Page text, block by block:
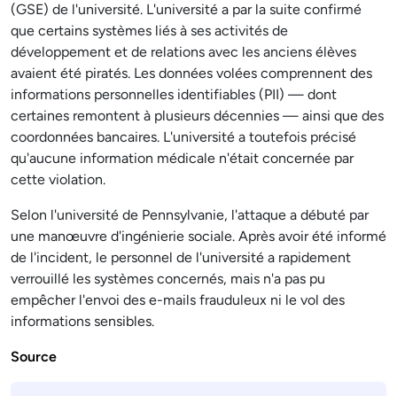
(GSE) de l'université. L'université a par la suite confirmé
que certains systèmes liés à ses activités de
développement et de relations avec les anciens élèves
avaient été piratés. Les données volées comprennent des
informations personnelles identifiables (PII) — dont
certaines remontent à plusieurs décennies — ainsi que des
coordonnées bancaires. L'université a toutefois précisé
qu'aucune information médicale n'était concernée par
cette violation.
Selon l'université de Pennsylvanie, l'attaque a débuté par
une manœuvre d'ingénierie sociale. Après avoir été informé
de l'incident, le personnel de l'université a rapidement
verrouillé les systèmes concernés, mais n'a pas pu
empêcher l'envoi des e-mails frauduleux ni le vol des
informations sensibles.
Source